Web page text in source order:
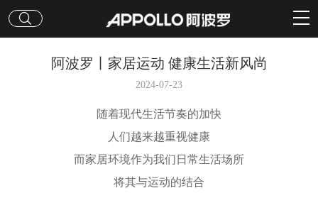
阿波罗丨家居运动 健康生活新风尚
2024-07-23
随着现代生活节奏的加快
人们越来越重视健康
而家居环境作为我们日常生活场所
将其与运动的结合